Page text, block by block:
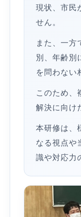
現状、市民
せん。
また、一方
別、年齢別
を問わない
このため、
解決に向け
本研修は、
なる視点や
識や対応力